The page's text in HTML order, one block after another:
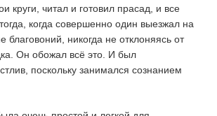
круги, читал и готовил прасад, и все
когда совершенно один выезжал на
благовоний, никогда не отклоняясь от
Он обожал всё это. И был
поскольку занимался сознанием